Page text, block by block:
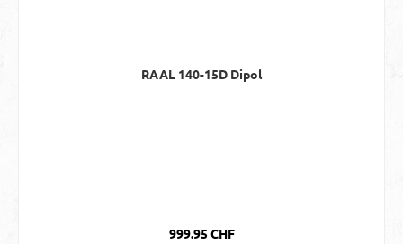
RAAL 140-15D Dipol
Regulärer Preis:
999.95 CHF